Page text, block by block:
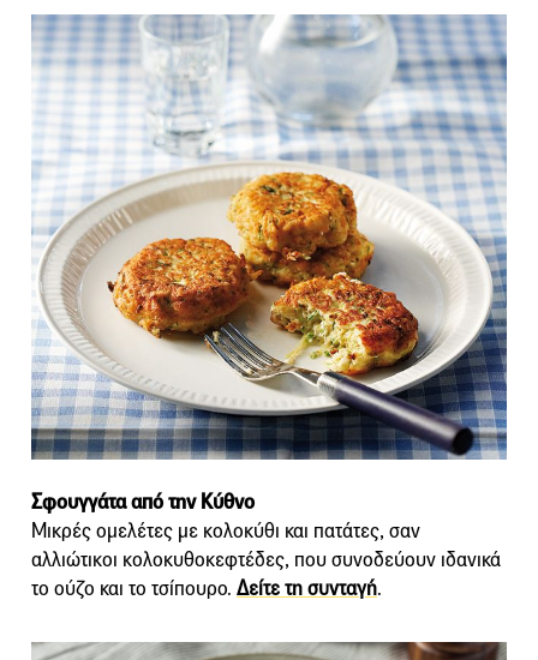
Σφουγγάτα από την Κύθνο
Μικρές ομελέτες με κολοκύθι και πατάτες, σαν
αλλιώτικοι κολοκυθοκεφτέδες, που συνοδεύουν ιδανικά
το ούζο και το τσίπουρο. Δείτε τη συνταγή.